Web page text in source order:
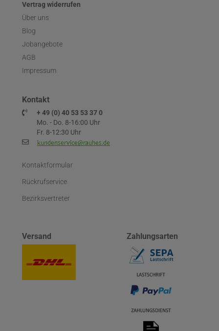
Vertrag widerrufen
Über uns
Blog
Jobangebote
AGB
Impressum
Kontakt
+ 49 (0) 40 53 53 37 0
Mo. - Do. 8-16:00 Uhr
Fr. 8-12:30 Uhr
Kontaktformular
Rückrufservice
Bezirksvertreter
Versand Zahlungsarten